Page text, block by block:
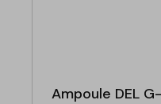
Ampoule DEL